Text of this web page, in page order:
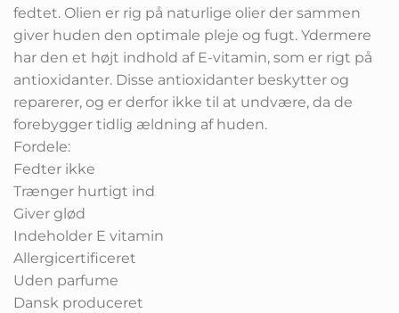
fedtet. Olien er rig på naturlige olier der sammen
giver huden den optimale pleje og fugt. Ydermere
har den et højt indhold af E-vitamin, som er rigt på
antioxidanter. Disse antioxidanter beskytter og
reparerer, og er derfor ikke til at undvære, da de
forebygger tidlig ældning af huden.
Fordele:
Fedter ikke
Trænger hurtigt ind
Giver glød
Indeholder E vitamin
Allergicertificeret
Uden parfume
Dansk produceret